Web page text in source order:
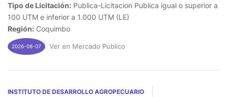
Tipo de Licitación: Publica-Licitacion Publica igual o superior a
100 UTM e inferior a 1.000 UTM (LE)
Región: Coquimbo
2026-08-07 Ver en Mercado Publico
INSTITUTO DE DESARROLLO AGROPECUARIO